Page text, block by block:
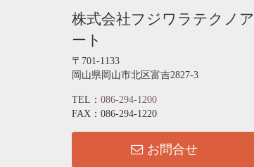
株式会社フジワラテクノア
ート
〒701-1133
岡山県岡山市北区富吉2827-3
TEL： 086-294-1200
FAX：086-294-1220
お問合せ